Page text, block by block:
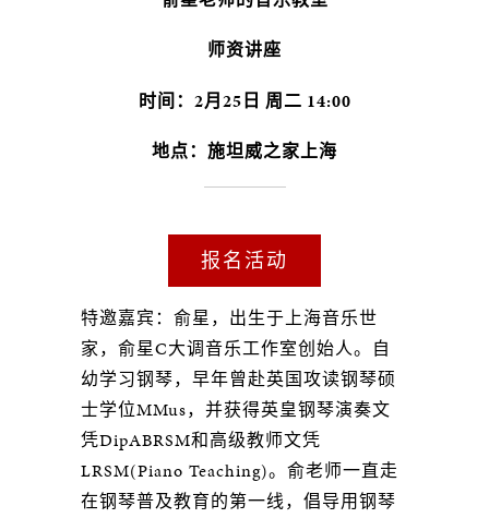
师资讲座
时间：2月25日 周二 14:00
地点：施坦威之家上海
报名活动
特邀嘉宾：俞星，出生于上海音乐世
家，俞星C大调音乐工作室创始人。自
幼学习钢琴，早年曾赴英国攻读钢琴硕
士学位MMus，并获得英皇钢琴演奏文
凭DipABRSM和高级教师文凭
LRSM(Piano Teaching)。俞老师一直走
在钢琴普及教育的第一线，倡导用钢琴